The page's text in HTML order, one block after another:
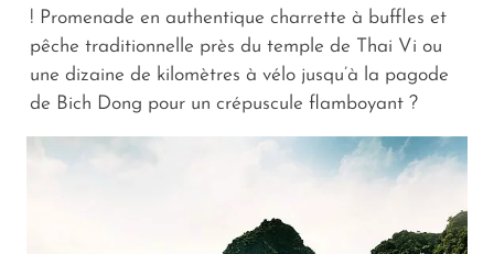
! Promenade en authentique charrette à buffles et
pêche traditionnelle près du temple de Thai Vi ou
une dizaine de kilomètres à vélo jusqu’à la pagode
de Bich Dong pour un crépuscule flamboyant ?